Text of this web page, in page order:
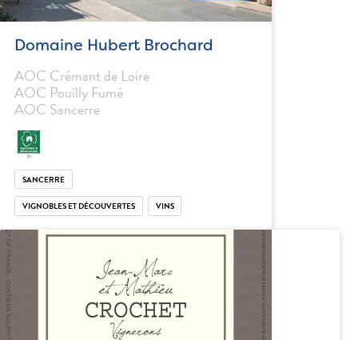
Domaine Hubert Brochard
AOC Crémant de Loire
AOC Pouilly Fumé
AOC Sancerre
SANCERRE
VIGNOBLES ET DÉCOUVERTES VINS